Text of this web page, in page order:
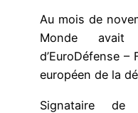
Au mois de
Monde
d’EuroDéfense
européen de la
Signataire de